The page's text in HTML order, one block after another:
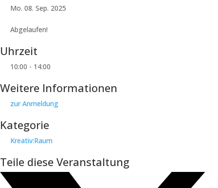
Mo. 08. Sep. 2025
Abgelaufen!
Uhrzeit
10:00 - 14:00
Weitere Informationen
zur Anmeldung
Kategorie
Kreativ:Raum
Teile diese Veranstaltung